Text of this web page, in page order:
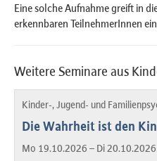
Eine solche Aufnahme greift in
erkennbaren TeilnehmerInnen
Weitere Seminare aus
Kinder-, Jugend- und
Die Wahrheit ist den
Mo 19.10.2026 – Di